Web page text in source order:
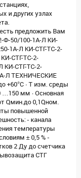
и других узлах
предложить Вам
Ф-50/100-1А-Л КИ-
1А-Л КИ-СТГ-ТС-2-
СТГ-ТС-2-
КИ-СТГ-ТС-2-
Л ТЕХНИЧЕСКИЕ
+60°С · Т изм. среды
…150 мм · Основная
Qмин.до 0,1Qном.
повышенной
- канала
температуры
± 0,5 % -
2 Ду до счетчика
СТГ